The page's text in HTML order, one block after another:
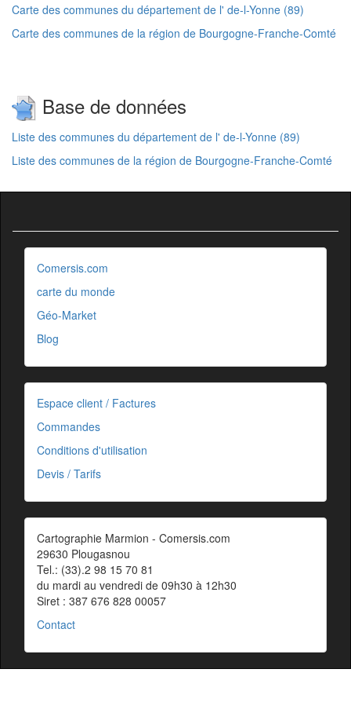
Carte des communes du département de l' de-l-Yonne (89)
Carte des communes de la région de Bourgogne-Franche-Comté
Base de données
Liste des communes du département de l' de-l-Yonne (89)
Liste des communes de la région de Bourgogne-Franche-Comté
Comersis.com
carte du monde
Géo-Market
Blog
Espace client / Factures
Commandes
Conditions d'utilisation
Devis / Tarifs
Cartographie Marmion - Comersis.com
29630 Plougasnou
Tel.: (33).2 98 15 70 81
du mardi au vendredi de 09h30 à 12h30
Siret : 387 676 828 00057
Contact